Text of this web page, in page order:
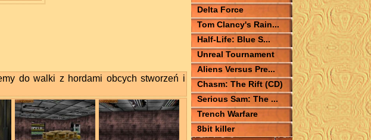
do walki z hordami obcych stworzeń i
Delta Force
Tom Clancy's Rain...
Half-Life: Blue S...
Unreal Tournament
Aliens Versus Pre...
Chasm: The Rift (CD)
Serious Sam: The ...
Trench Warfare
8bit killer